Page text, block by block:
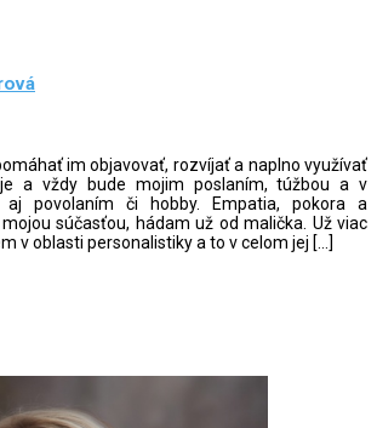
im objavovať, rozvíjať a naplno využívať
a vždy bude mojim poslaním, túžbou a v
aj povolaním či hobby. Empatia, pokora a
súčasťou, hádam už od malička. Už viac
v oblasti personalistiky a to v celom jej […]